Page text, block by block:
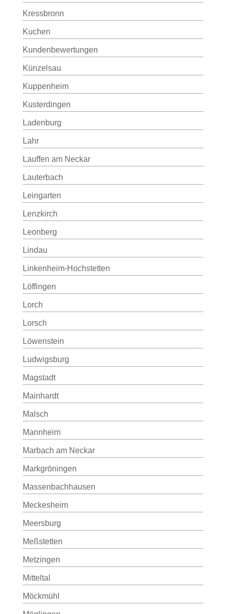
Kressbronn
Kuchen
Kundenbewertungen
Künzelsau
Kuppenheim
Kusterdingen
Ladenburg
Lahr
Lauffen am Neckar
Lauterbach
Leingarten
Lenzkirch
Leonberg
Lindau
Linkenheim-Hochstetten
Löffingen
Lorch
Lorsch
Löwenstein
Ludwigsburg
Magstadt
Mainhardt
Malsch
Mannheim
Marbach am Neckar
Markgröningen
Massenbachhausen
Meckesheim
Meersburg
Meßstetten
Metzingen
Mitteltal
Möckmühl